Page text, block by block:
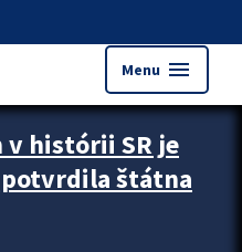
Menu menu
v histórii SR je
štátna